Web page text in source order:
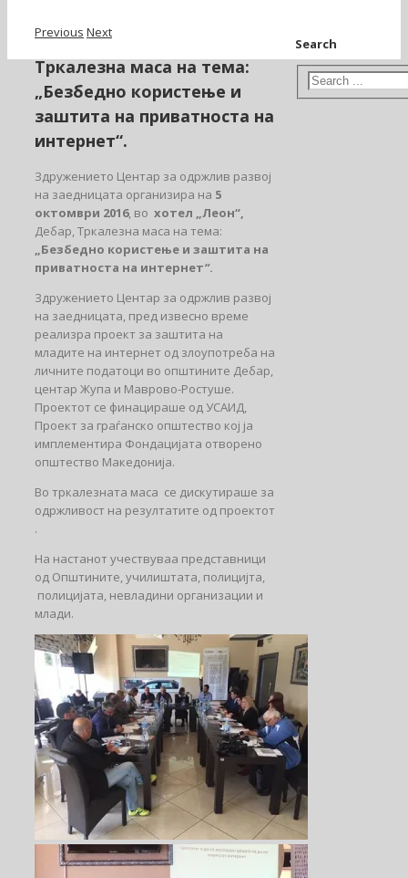
Previous Next
Тркалезна маса на тема:
„Безбедно користење и
заштита на приватноста на
интернет“.
Здружението Центар за одржлив развој
на заедницата организира на 5
октомври 2016, во хотел „Леон“,
Дебар, Тркалезна маса на тема:
„Безбедно користење и заштита на
приватноста на интернет“.
Здружението Центар за одржлив развој
на заедницата, пред извесно време
реализра проект за заштита на
младите на интернет од злоупотреба на
личните податоци во општините Дебар,
центар Жупа и Маврово-Ростуше.
Проектот се финацираше од УСАИД,
Проект за граѓанско општествo кој ја
имплементира Фондацијата отворено
општество Македонија.
Во тркалезната маса се дискутираше за
одржливост на резултатите од проектот
.
На настанот учествуваа представници
од Општините, училиштата, полицијта,
полицијата, невладини организации и
млади.
Search